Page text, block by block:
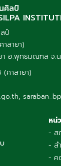
ลป์
ป์
ลายา)
า อ.พุทธมณฑล จ.
ศาลายา)
หน่
- ส
- ส
- ค